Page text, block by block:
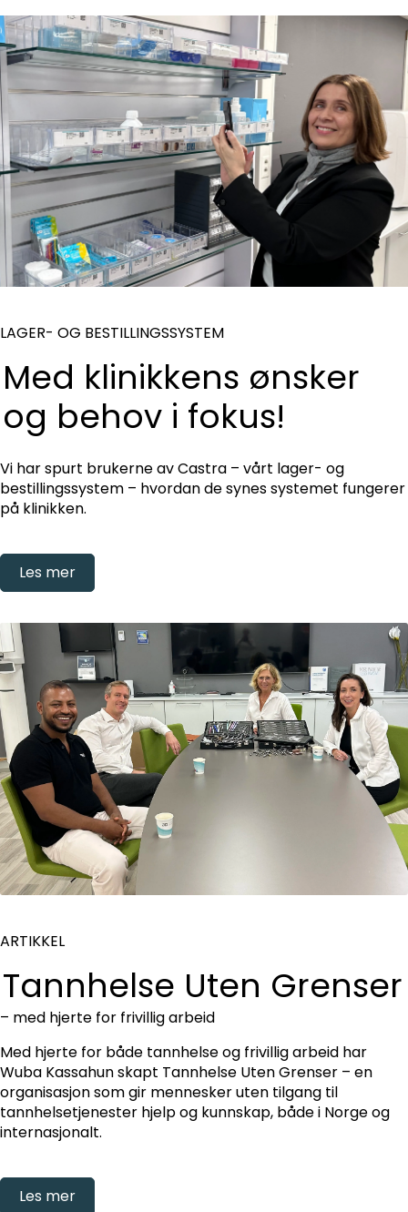
LAGER- OG BESTILLINGSSYSTEM
Med klinikkens ønsker
og behov i fokus!
Vi har spurt brukerne av Castra – vårt lager- og
bestillingssystem – hvordan de synes systemet fungerer
på klinikken.
Les mer
ARTIKKEL
Tannhelse Uten Grenser
– med hjerte for frivillig arbeid
Med hjerte for både tannhelse og frivillig arbeid har
Wuba Kassahun skapt Tannhelse Uten Grenser – en
organisasjon som gir mennesker uten tilgang til
tannhelsetjenester hjelp og kunnskap, både i Norge og
internasjonalt.
Les mer